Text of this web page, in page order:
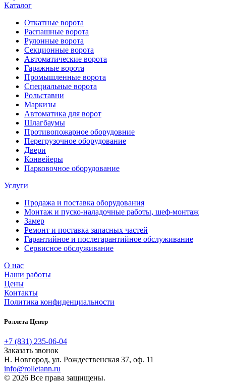
Каталог
Откатные ворота
Распашные ворота
Рулонные ворота
Секционные ворота
Автоматические ворота
Гаражные ворота
Промышленные ворота
Специальные ворота
Рольставни
Маркизы
Автоматика для ворот
Шлагбаумы
Противопожарное оборудовние
Перегрузочное оборудование
Двери
Конвейеры
Парковочное оборудование
Услуги
Продажа и поставка оборудования
Монтаж и пуско-наладочные работы, шеф-монтаж
Замер
Ремонт и поставка запасных частей
Гарантийное и послегарантийное обслуживание
Сервисное обслуживание
О нас
Наши работы
Цены
Контакты
Политика конфиденциальности
Роллета Центр
+7 (831) 235-06-04
Заказать звонок
Н. Новгород, ул. Рождественская 37, оф. 11
info@rolletann.ru
© 2026 Все права защищены.